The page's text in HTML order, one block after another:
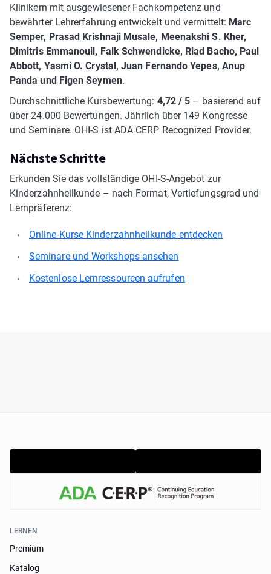
Klinikern mit ausgewiesener Fachkompetenz und
bewährter Lehrerfahrung entwickelt und vermittelt: Marc
Semper, Prasad Krishnaji Musale, Meenakshi S. Kher,
Dimitris Emmanouil, Falk Schwendicke, Riad Bacho, Paul
Abbott, Yasmi O. Crystal, Juan Fernando Yepes, Anup
Panda und Figen Seymen.
Durchschnittliche Kursbewertung: 4,72 / 5 – basierend auf
über 24.000 Bewertungen. Jährlich über 149 Kongresse
und Seminare. OHI-S ist ADA CERP Recognized Provider.
Nächste Schritte
Erkunden Sie das vollständige OHI-S-Angebot zur
Kinderzahnheilkunde – nach Format, Vertiefungsgrad und
Lernpräferenz:
Online-Kurse Kinderzahnheilkunde entdecken
Seminare und Workshops ansehen
Kostenlose Lernressourcen aufrufen
LERNEN
Premium
Katalog